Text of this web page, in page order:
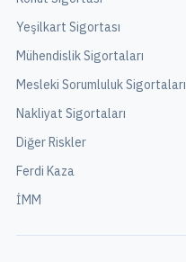
Yeşilkart Sigortası
Mühendislik Sigortaları
Mesleki Sorumluluk Sigortaları
Nakliyat Sigortaları
Diğer Riskler
Ferdi Kaza
İMM